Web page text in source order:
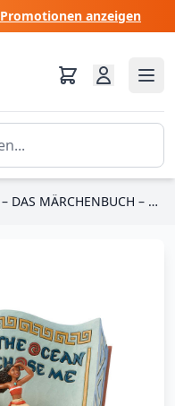
Promotionen anzeigen
MOANA – DAS MÄRCHENBUCH – DISNEY TRADITIONS